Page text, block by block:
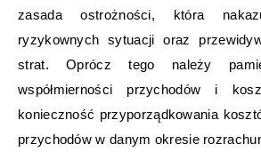
zasada ostrożności, która
ryzykownych sytuacji oraz
strat. Oprócz tego należy
współmierności przychodów i
konieczność przyporządkowania
przychodów w danym okresie